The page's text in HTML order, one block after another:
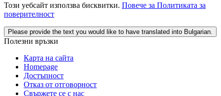
Този уебсайт използва бисквитки. Повече за Политиката за
поверителност
Please provide the text you would like to have translated into Bulgarian.
Полезни връзки
Карта на сайта
Homepage
Достъпност
Отказ от отговорност
Свържете се с нас